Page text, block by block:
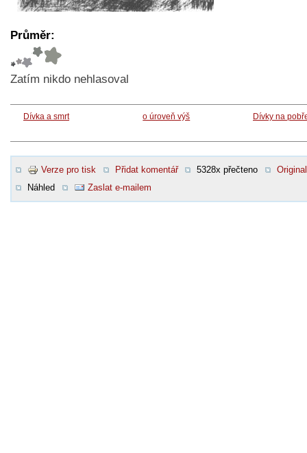
Průměr:
Zatím nikdo nehlasoval
Dívka a smrt o úroveň výš Dívky na
Verze pro tisk Přidat komentář 5328x přečteno
Original
Náhled
Zaslat e-mailem